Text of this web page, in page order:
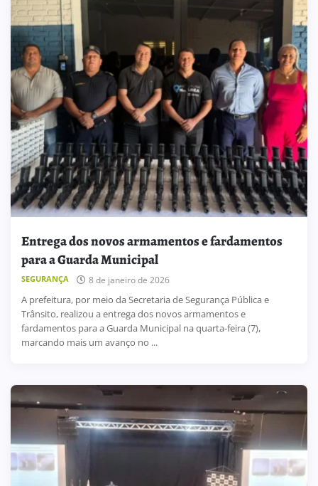
Entrega dos novos armamentos e fardamentos
para a Guarda Municipal
SEGURANÇA 8 de janeiro de 2026
A prefeitura, por meio da Secretaria de Segurança Pública e
Trânsito, realizou a entrega dos novos armamentos e
fardamentos para a Guarda Municipal na quarta-feira (7),
marcando mais um avanço no ...